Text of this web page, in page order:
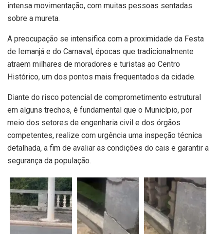
intensa movimentação, com muitas pessoas sentadas
sobre a mureta.
A preocupação se intensifica com a proximidade da Festa
de Iemanjá e do Carnaval, épocas que tradicionalmente
atraem milhares de moradores e turistas ao Centro
Histórico, um dos pontos mais frequentados da cidade.
Diante do risco potencial de comprometimento estrutural
em alguns trechos, é fundamental que o Município, por
meio dos setores de engenharia civil e dos órgãos
competentes, realize com urgência uma inspeção técnica
detalhada, a fim de avaliar as condições do cais e garantir a
segurança da população.